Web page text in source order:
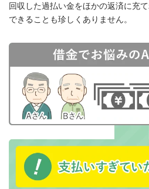
回収した過払い金をほかの返済に充
できることも珍しくありません。